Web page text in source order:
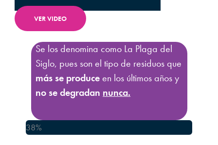
VER VIDEO
Se los denomina como La Plaga del
Siglo, pues son el tipo de residuos que
más se produce en los últimos años y
no se degradan nunca.
38%